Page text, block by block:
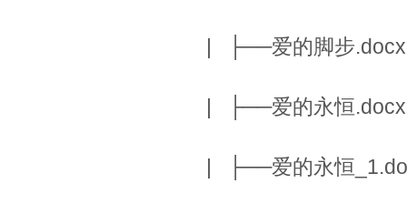
| ├──爱的脚步
| ├──爱的永恒
| ├──爱的永恒